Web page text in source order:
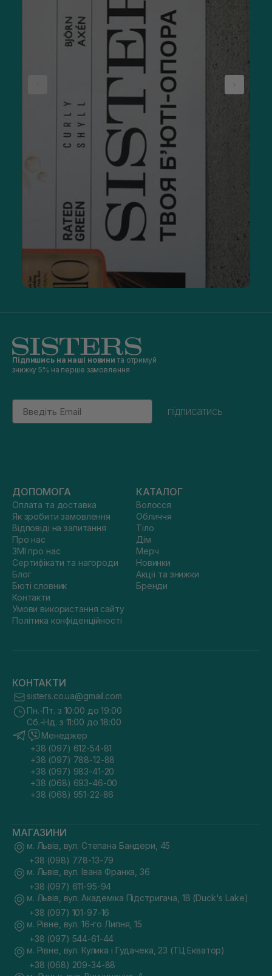
Підпишись на наші новини та отримуй
знижку 5% на перше замовлення
Email
підписатись
ДОПОМОГА
Оплата та доставка
Як зробити замовлення
Відповіді на запитання
Про нас
ЗМІ про нас
Сертифікати та нагороди
Блог
Бюті словник
Контакти
Умови використання сайту
Політика конфіденційності
КАТАЛОГ
Волосся
Обличчя
Тіло
Дім
Мерч
Новинки
Акції та знижки
Бренди
КОНТАКТИ
sisters.co.ua@gmail.com
Пн.-Пт. з 10:00 до 19:00
Сб.-Нд. з 11:00 до 18:00
Менеджер
+38 (097) 612-54-81
+38 (097) 788-12-88
+38 (097) 983-41-20
+38 (068) 693-46-00
+38 (068) 951-22-86
МАГАЗИНИ
м. Львів, вул. Степана Бандери, 45
+38 (098) 778-13-79
м. Львів, вул. Івана Франка, 36
+38 (097) 611-95-94
м. Львів, вул. Академіка Підстригача, 1В (Duck's Lake)
+38 (097) 101-97-16
м. Рівне, вул. 16-го Липня, 15
+38 (097) 544-61-44
м. Рівне, вул. Кулика і Гудачека, 23 (ТЦ Екватор)
+38 (068) 209-34-88